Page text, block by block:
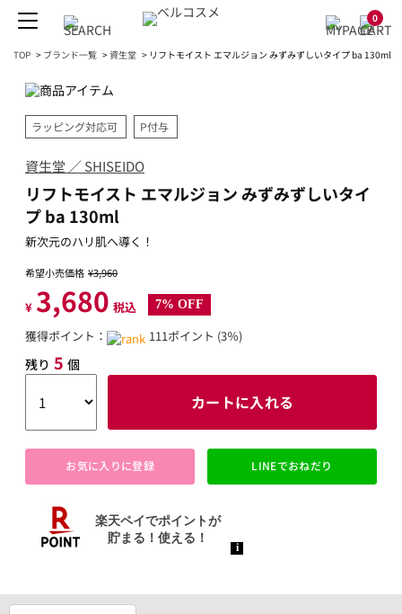
0
TOP > ブランド一覧 >資生堂 > リフトモイスト エマルジョン みずみずしいタイプ ba 130ml
ラッピング対応可 P付与
資生堂 ／ SHISEIDO
リフトモイスト エマルジョン みずみずしいタイ
プ ba 130ml
新次元のハリ肌へ導く！
希望小売価格 ¥3,960
¥ 3,680 税込 7% OFF
獲得ポイント： 111ポイント (3％)
残り 5 個
カートに入れる
お気に入りに登録 LINEでおねだり